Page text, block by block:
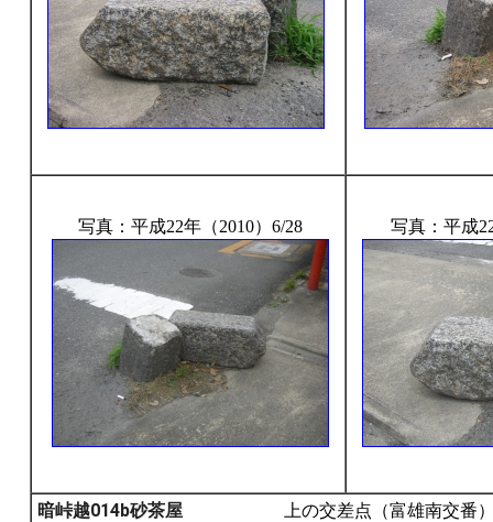
写真：平成22年（2010）6/28 写真：平成
暗峠越014b砂茶屋 上の交差点（富雄南交番）